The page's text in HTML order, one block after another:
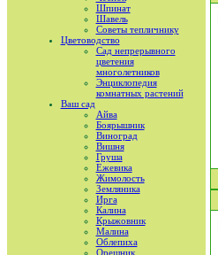
Шпинат
Шавель
Советы тепличнику
Цветоводство
Сад непрерывного
цветения
многолетников
Энциклопедия
комнатных растений
Ваш сад
Айва
Боярышник
Виноград
Вишня
Груша
Ежевика
Жимолость
Земляника
Ирга
Калина
Крыжовник
Малина
Облепиха
Орешник